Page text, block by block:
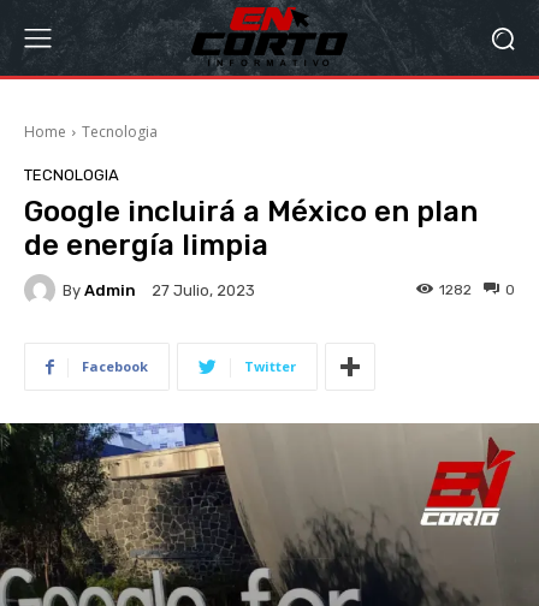
Home Tecnologia
TECNOLOGIA
Google incluirá a México en plan
de energía limpia
By Admin 27 Julio, 2023 0
1282
Facebook Twitter